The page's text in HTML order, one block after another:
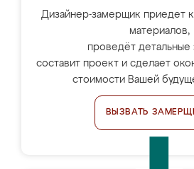
Дизайнер-замерщик приедет
материалов,
проведёт детальные
составит проект и сделает
стоимости Вашей
ВЫЗВАТЬ